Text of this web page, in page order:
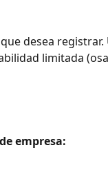
desea
limitada
empresa: